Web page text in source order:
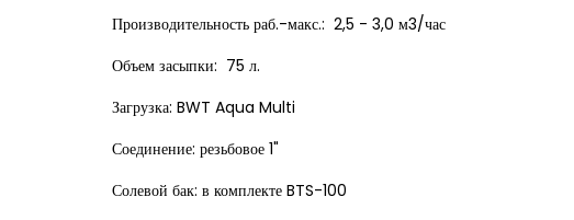
Производительность раб.-макс.: 2,5 - 3,0 м3/час
Объем засыпки: 75 л.
Загрузка: BWT Aqua Multi
Соединение: резьбовое 1"
Солевой бак: в комплекте BTS-100